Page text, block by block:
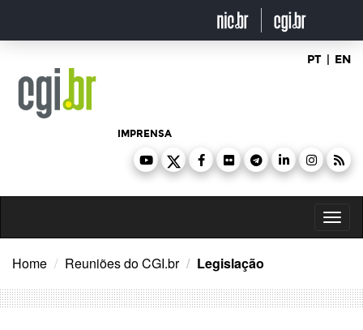
o
PT | EN
IMPRENSA
Home Reuniões do CGI.br Legislação